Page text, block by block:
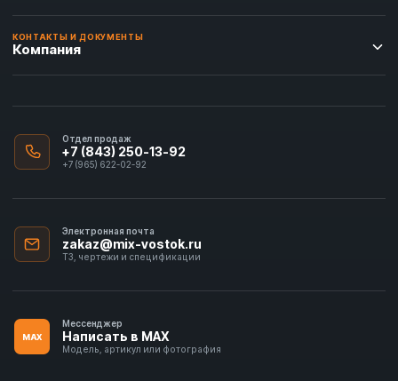
КОНТАКТЫ И ДОКУМЕНТЫ
Компания
Отдел продаж
+7 (843) 250-13-92
+7 (965) 622-02-92
Электронная почта
zakaz@mix-vostok.ru
ТЗ, чертежи и спецификации
MAX
Мессенджер
Написать в MAX
Модель, артикул или фотография